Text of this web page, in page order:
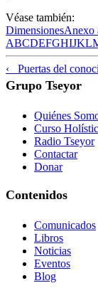
Véase también:
DimensionesAnexo
ABCDEFGHIJKL
‹ Puertas del
Grupo Tseyor
Quiénes
Curso
Radio Tseyor
Contactar
Donar
Contenidos
Comunicados
Libros
Noticias
Eventos
Blog